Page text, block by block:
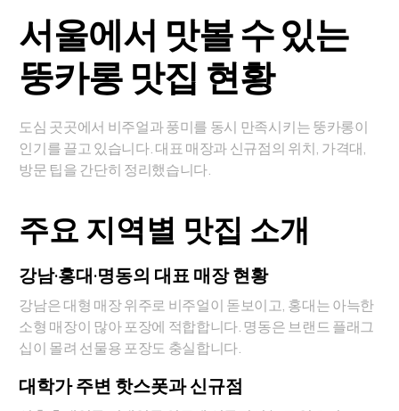
서울에서 맛볼 수 있는
뚱카롱 맛집 현황
도심 곳곳에서 비주얼과 풍미를 동시 만족시키는 뚱카롱이
인기를 끌고 있습니다. 대표 매장과 신규점의 위치, 가격대,
방문 팁을 간단히 정리했습니다.
주요 지역별 맛집 소개
강남·홍대·명동의 대표 매장 현황
강남은 대형 매장 위주로 비주얼이 돋보이고, 홍대는 아늑한
소형 매장이 많아 포장에 적합합니다. 명동은 브랜드 플래그
십이 몰려 선물용 포장도 충실합니다.
대학가 주변 핫스폿과 신규점